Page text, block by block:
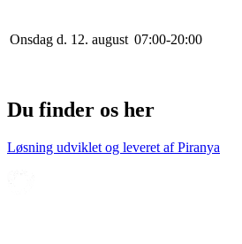
Onsdag d. 12. august 07:00-20:00
Du finder os her
Løsning udviklet og leveret afPiranya